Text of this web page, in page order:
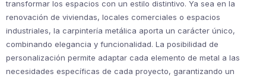
transformar los espacios con un estilo distintivo. Ya sea en la
renovación de viviendas, locales comerciales o espacios
industriales, la carpintería metálica aporta un carácter único,
combinando elegancia y funcionalidad. La posibilidad de
personalización permite adaptar cada elemento de metal a las
necesidades específicas de cada proyecto, garantizando un